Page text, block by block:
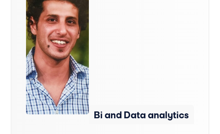
Bi and Data analytics